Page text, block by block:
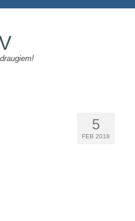
5
FEB 2018